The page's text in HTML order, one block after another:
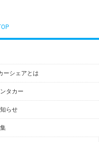
ーシェアとは
タカー
らせ